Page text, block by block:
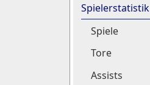
Spielerstatistik
Spiele
Tore
Assists